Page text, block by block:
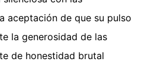
aceptación de que su pulso
la generosidad de las
de honestidad brutal